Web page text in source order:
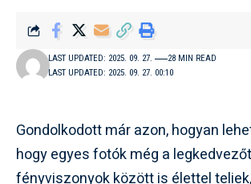
LAST UPDATED: 2025. 09. 27. 00:10
LAST UPDATED: 2025. 09. 27. 28 MIN READ
Gondolkodott már azon, hogyan
hogy egyes fotók még a
fényviszonyok között is élettel teliek,